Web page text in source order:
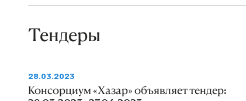
Тендеры
28.03.2023
Консорциум «Хазар» объявляет тендер: